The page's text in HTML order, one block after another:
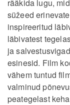
rääkida lugu,
süžeed
inspireeritud
läbivatest
ja
esinesid. Film
vähem tuntud
valminud
peategelast